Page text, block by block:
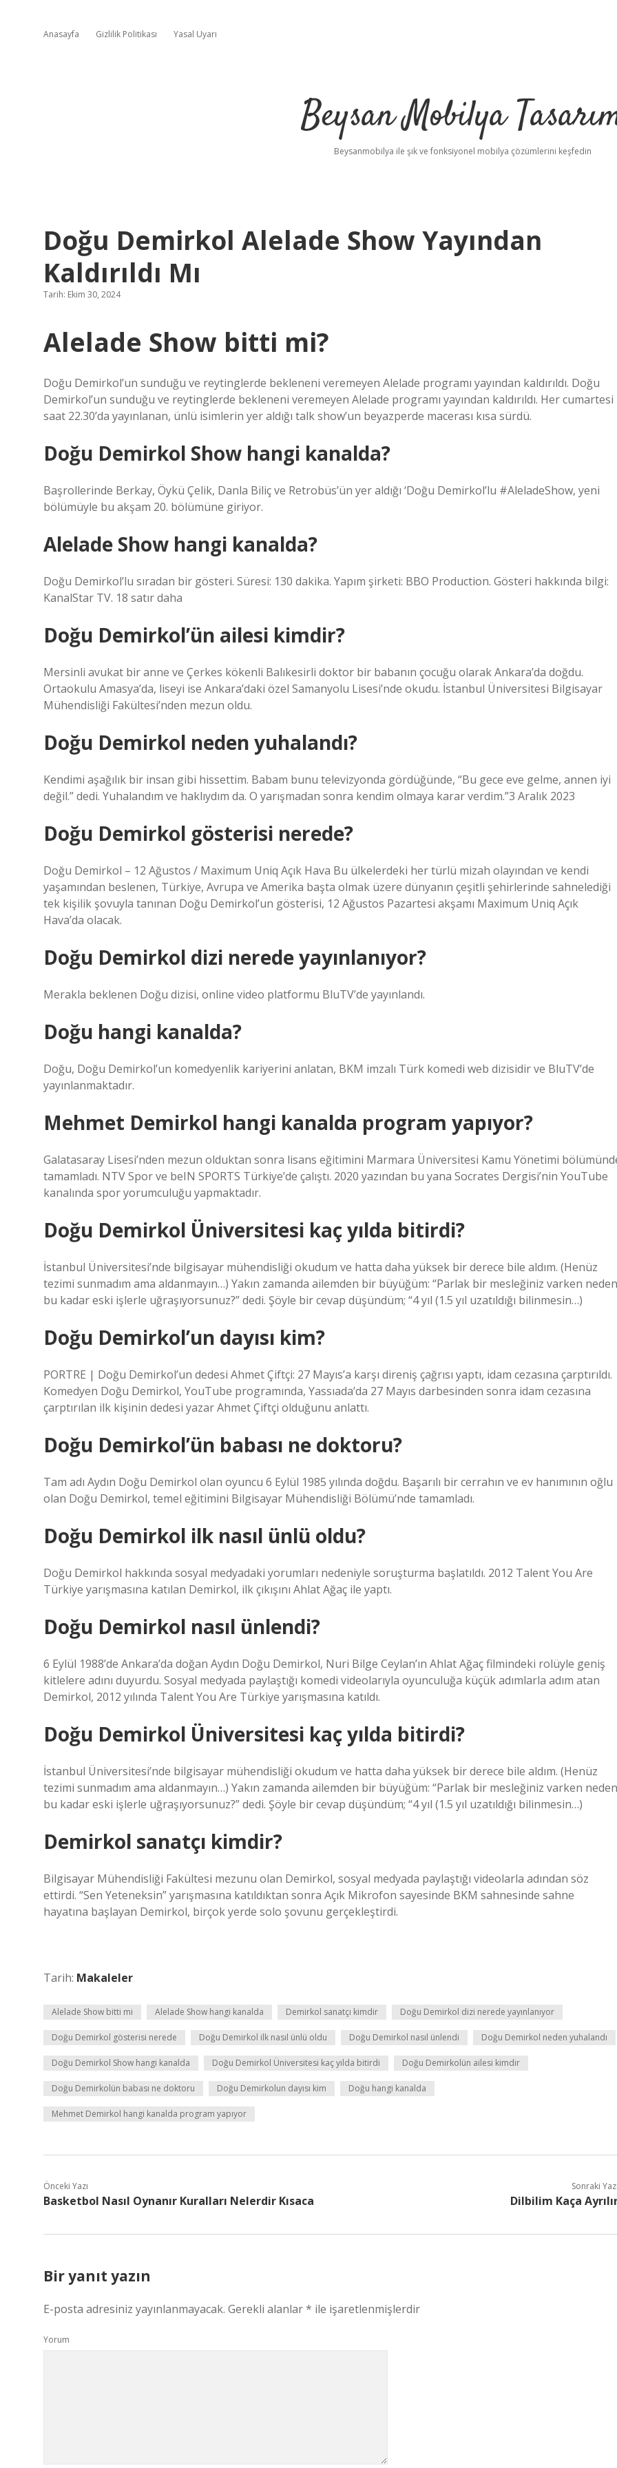
Anasayfa Gizlilik Politikası Yasal Uyarı
Beysan Mobilya
Beysanmobilya ile şık ve fonksiyonel mobilya çözümlerini keşfedin
Doğu Demirkol Alelade Show Yayından
Kaldırıldı Mı
Tarih: Ekim 30, 2024
Alelade Show bitti mi?
Doğu Demirkol’un sunduğu ve reytinglerde bekleneni veremeyen Alelade programı yayından kaldırıldı. Doğu
Demirkol’un sunduğu ve reytinglerde bekleneni veremeyen Alelade programı yayından kaldırıldı. Her cumartesi
saat 22.30’da yayınlanan, ünlü isimlerin yer aldığı talk show’un beyazperde macerası kısa sürdü.
Doğu Demirkol Show hangi kanalda?
Başrollerinde Berkay, Öykü Çelik, Danla Biliç ve Retrobüs’ün yer aldığı ‘Doğu Demirkol’lu #AleladeShow, yeni
bölümüyle bu akşam 20. bölümüne giriyor.
Alelade Show hangi kanalda?
Doğu Demirkol’lu sıradan bir gösteri. Süresi: 130 dakika. Yapım şirketi: BBO Production. Gösteri hakkında bilgi:
KanalStar TV. 18 satır daha
Doğu Demirkol’ün ailesi kimdir?
Mersinli avukat bir anne ve Çerkes kökenli Balıkesirli doktor bir babanın çocuğu olarak Ankara’da doğdu.
Ortaokulu Amasya’da, liseyi ise Ankara’daki özel Samanyolu Lisesi’nde okudu. İstanbul Üniversitesi Bilgisayar
Mühendisliği Fakültesi’nden mezun oldu.
Doğu Demirkol neden yuhalandı?
Kendimi aşağılık bir insan gibi hissettim. Babam bunu televizyonda gördüğünde, “Bu gece eve gelme, annen iyi
değil.” dedi. Yuhalandım ve haklıydım da. O yarışmadan sonra kendim olmaya karar verdim.”3 Aralık 2023
Doğu Demirkol gösterisi nerede?
Doğu Demirkol – 12 Ağustos / Maximum Uniq Açık Hava Bu ülkelerdeki her türlü mizah olayından ve kendi
yaşamından beslenen, Türkiye, Avrupa ve Amerika başta olmak üzere dünyanın çeşitli şehirlerinde sahnelediği
tek kişilik şovuyla tanınan Doğu Demirkol’un gösterisi, 12 Ağustos Pazartesi akşamı Maximum Uniq Açık
Hava’da olacak.
Doğu Demirkol dizi nerede yayınlanıyor?
Merakla beklenen Doğu dizisi, online video platformu BluTV’de yayınlandı.
Doğu hangi kanalda?
Doğu, Doğu Demirkol’un komedyenlik kariyerini anlatan, BKM imzalı Türk komedi web dizisidir ve BluTV’de
yayınlanmaktadır.
Mehmet Demirkol hangi kanalda program yapıyor?
Galatasaray Lisesi’nden mezun olduktan sonra lisans eğitimini Marmara Üniversitesi Kamu Yönetimi
tamamladı. NTV Spor ve beIN SPORTS Türkiye’de çalıştı. 2020 yazından bu yana Socrates Dergisi’nin YouTube
kanalında spor yorumculuğu yapmaktadır.
Doğu Demirkol Üniversitesi kaç yılda bitirdi?
İstanbul Üniversitesi’nde bilgisayar mühendisliği okudum ve hatta daha yüksek bir derece bile aldım. (Henüz
tezimi sunmadım ama aldanmayın…) Yakın zamanda ailemden bir büyüğüm: “Parlak bir mesleğiniz varken neden
bu kadar eski işlerle uğraşıyorsunuz?” dedi. Şöyle bir cevap düşündüm; “4 yıl (1.5 yıl uzatıldığı bilinmesin…)
Doğu Demirkol’un dayısı kim?
PORTRE | Doğu Demirkol’un dedesi Ahmet Çiftçi: 27 Mayıs’a karşı direniş çağrısı yaptı, idam cezasına çarptırıldı.
Komedyen Doğu Demirkol, YouTube programında, Yassıada’da 27 Mayıs darbesinden sonra idam cezasına
çarptırılan ilk kişinin dedesi yazar Ahmet Çiftçi olduğunu anlattı.
Doğu Demirkol’ün babası ne doktoru?
Tam adı Aydın Doğu Demirkol olan oyuncu 6 Eylül 1985 yılında doğdu. Başarılı bir cerrahın ve ev hanımının oğlu
olan Doğu Demirkol, temel eğitimini Bilgisayar Mühendisliği Bölümü’nde tamamladı.
Doğu Demirkol ilk nasıl ünlü oldu?
Doğu Demirkol hakkında sosyal medyadaki yorumları nedeniyle soruşturma başlatıldı. 2012 Talent You Are
Türkiye yarışmasına katılan Demirkol, ilk çıkışını Ahlat Ağaç ile yaptı.
Doğu Demirkol nasıl ünlendi?
6 Eylül 1988’de Ankara’da doğan Aydın Doğu Demirkol, Nuri Bilge Ceylan’ın Ahlat Ağaç filmindeki rolüyle geniş
kitlelere adını duyurdu. Sosyal medyada paylaştığı komedi videolarıyla oyunculuğa küçük adımlarla adım atan
Demirkol, 2012 yılında Talent You Are Türkiye yarışmasına katıldı.
Doğu Demirkol Üniversitesi kaç yılda bitirdi?
İstanbul Üniversitesi’nde bilgisayar mühendisliği okudum ve hatta daha yüksek bir derece bile aldım. (Henüz
tezimi sunmadım ama aldanmayın…) Yakın zamanda ailemden bir büyüğüm: “Parlak bir mesleğiniz varken neden
bu kadar eski işlerle uğraşıyorsunuz?” dedi. Şöyle bir cevap düşündüm; “4 yıl (1.5 yıl uzatıldığı bilinmesin…)
Demirkol sanatçı kimdir?
Bilgisayar Mühendisliği Fakültesi mezunu olan Demirkol, sosyal medyada paylaştığı videolarla adından söz
ettirdi. “Sen Yeteneksin” yarışmasına katıldıktan sonra Açık Mikrofon sayesinde BKM sahnesinde sahne
hayatına başlayan Demirkol, birçok yerde solo şovunu gerçekleştirdi.
Tarih: Makaleler
Alelade Show bitti mi Alelade Show hangi kanalda Demirkol sanatçı kimdir Doğu Demirkol dizi nerede yayınlanıyor
Doğu Demirkol gösterisi nerede Doğu Demirkol ilk nasıl ünlü oldu Doğu Demirkol nasıl ünlendi Doğu Demirkol neden yuhalandı
Doğu Demirkol Show hangi kanalda Doğu Demirkol Üniversitesi kaç yılda bitirdi Doğu Demirkolün ailesi kimdir
Doğu Demirkolün babası ne doktoru Doğu Demirkolun dayısı kim Doğu hangi kanalda
Mehmet Demirkol hangi kanalda program yapıyor
Önceki Yazı
Basketbol Nasıl Oynanır Kuralları Nelerdir Kısaca
Sonraki
Dilbilim Kaça
Bir yanıt yazın
E-posta adresiniz yayınlanmayacak. Gerekli alanlar* ile işaretlenmişlerdir
Yorum